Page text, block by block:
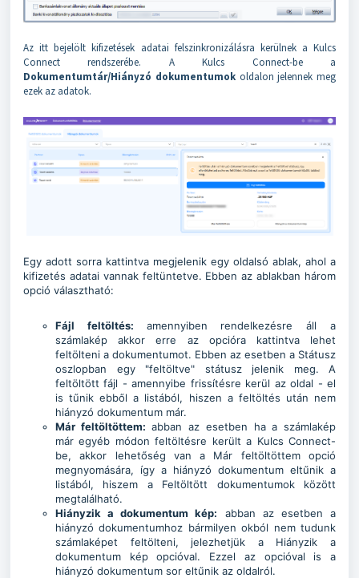
Az itt bejelölt kifizetések adatai felszinkronizálásra kerülnek a Kulcs
Connect rendszerébe. A Kulcs Connect-be a
Dokumentumtár/Hiányzó dokumentumokoldalon jelennek meg
ezek az adatok.
Egy adott sorra kattintva megjelenik egy oldalsó ablak, ahol a
kifizetés adatai vannak feltüntetve. Ebben az ablakban három
opció választható:
Fájl feltöltés: amennyiben rendelkezésre áll a
számlakép akkor erre az opcióra kattintva lehet
feltölteni a dokumentumot. Ebben az esetben a Státusz
oszlopban egy "feltöltve" státusz jelenik meg. A
feltöltött fájl - amennyibe frissítésre kerül az oldal - el
is tűnik ebből a listából, hiszen a feltöltés után nem
hiányzó dokumentum már.
Már feltöltöttem: abban az esetben ha a számlakép
már egyéb módon feltöltésre került a Kulcs Connect-
be, akkor lehetőség van a Már feltöltöttem opció
megnyomására, így a hiányzó dokumentum eltűnik a
listából, hiszem a Feltöltött dokumentumok között
megtalálható.
Hiányzik a dokumentum kép: abban az esetben a
hiányzó dokumentumhoz bármilyen okból nem tudunk
számlaképet feltölteni, jelezhetjük a Hiányzik a
dokumentum kép opcióval. Ezzel az opcióval is a
hiányzó dokumentum sor eltűnik az oldalról.